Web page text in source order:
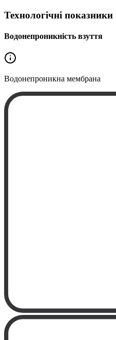
Технологічні показники
Водонепроникність взуття
Водонепроникна мембрана